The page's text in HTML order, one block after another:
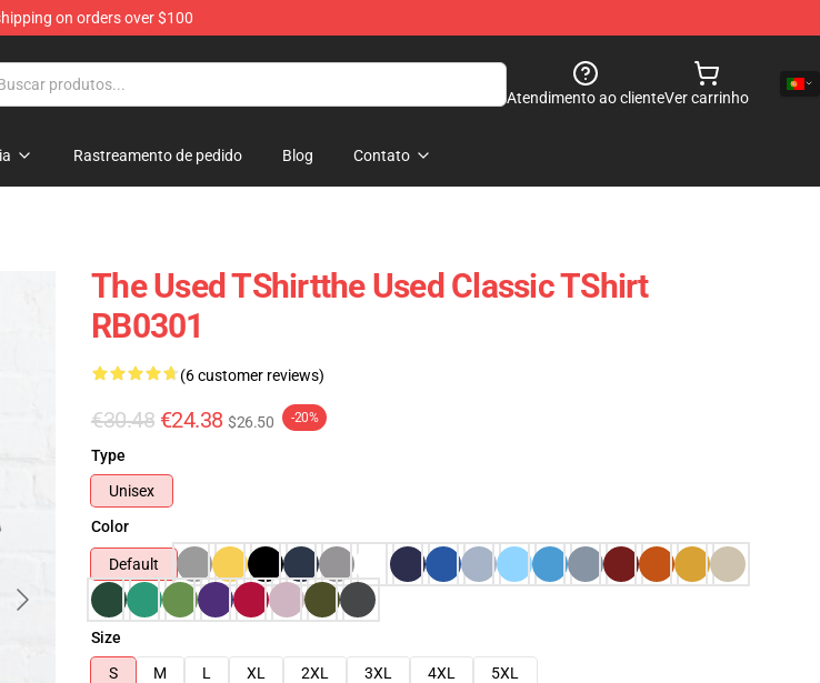
on orders over $100
Atendimento ao clienteVer carrinho
Rastreamento de pedido Blog Contato
The Used TShirtthe Used Classic TShirt
RB0301
(6 customer reviews)
€30.48 €24.38 $26.50 -20%
Type
Unisex
Color
Default
Size
S
M L XL 2XL 3XL 4XL
5XL